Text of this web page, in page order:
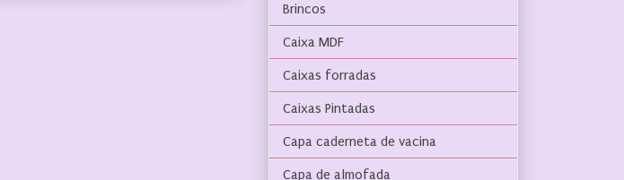
Brincos
Caixa MDF
Caixas forradas
Caixas Pintadas
Capa caderneta de vacina
Capa de almofada